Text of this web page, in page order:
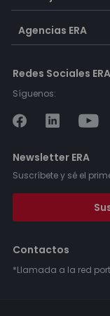
Agencias ERA
Redes Sociales ERA
Síguenos:
Newsletter ERA
Suscríbete y sé el
Contactos
*Llamada a la red